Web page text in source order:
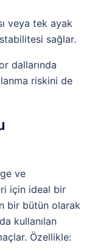
veya tek ayak
sağlar.
dallarında
riskini de
ve
için ideal bir
bir bütün olarak
kullanılan
Özellikle: